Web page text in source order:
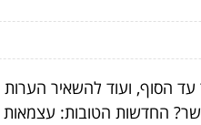
הסוף, ועוד להשאיר
החדשות הטובות: עצמאות